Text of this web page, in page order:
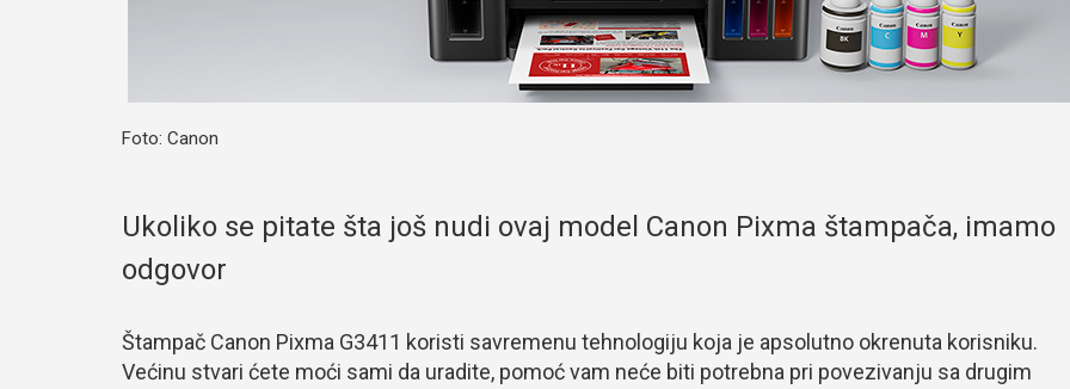
Foto: Canon
Ukoliko se pitate šta još nudi ovaj model Canon Pixma štampača, imamo
odgovor
Štampač Canon Pixma G3411 koristi savremenu tehnologiju koja je apsolutno okrenuta korisniku.
Većinu stvari ćete moći sami da uradite, pomoć vam neće biti potrebna pri povezivanju sa drugim